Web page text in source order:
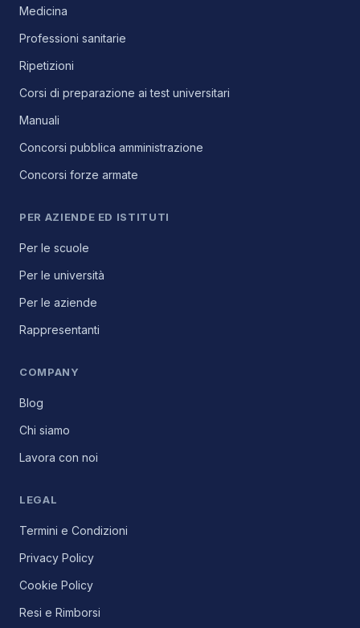
Medicina
Professioni sanitarie
Ripetizioni
Corsi di preparazione ai test universitari
Manuali
Concorsi pubblica amministrazione
Concorsi forze armate
PER AZIENDE ED ISTITUTI
Per le scuole
Per le università
Per le aziende
Rappresentanti
COMPANY
Blog
Chi siamo
Lavora con noi
LEGAL
Termini e Condizioni
Privacy Policy
Cookie Policy
Resi e Rimborsi